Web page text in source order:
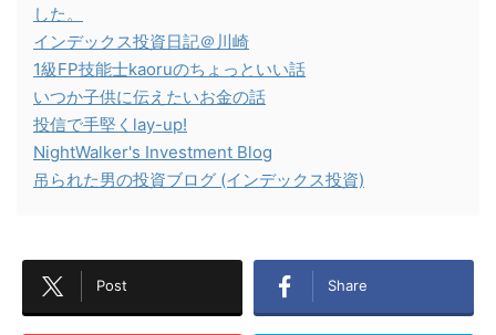
した。
インデックス投資日記＠川崎
1級FP技能士kaoruのちょっといい話
いつか子供に伝えたいお金の話
投信で手堅くlay-up!
NightWalker's Investment Blog
吊られた男の投資ブログ (インデックス投資)
Post Share